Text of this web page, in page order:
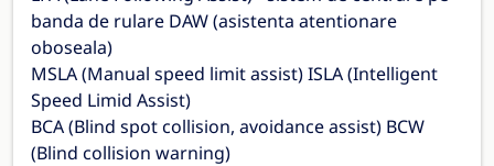
banda de rulare DAW (asistenta atentionare
oboseala)
MSLA (Manual speed limit assist) ISLA (Intelligent
Speed Limid Assist)
BCA (Blind spot collision, avoidance assist) BCW
(Blind collision warning)